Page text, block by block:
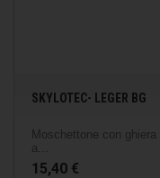
SKYLOTEC- LEGER BG
Moschettone con
a...
15,40 €